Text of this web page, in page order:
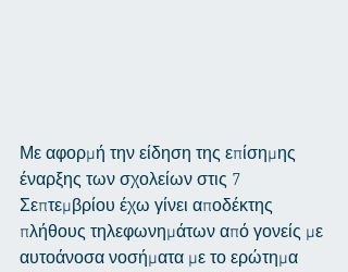
Με αφορμή την είδηση της επίσημης
έναρξης των σχολείων στις 7
Σεπτεμβρίου έχω γίνει αποδέκτης
πλήθους τηλεφωνημάτων από γονείς με
αυτοάνοσα νοσήματα με το ερώτημα